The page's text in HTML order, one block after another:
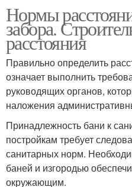
Нормы
забора.
расстояния
Правильно определить
означает выполнить
руководящих органов,
наложения
Принадлежность бани к
постройкам требует
санитарных норм.
баней и изгородью
окружающим.